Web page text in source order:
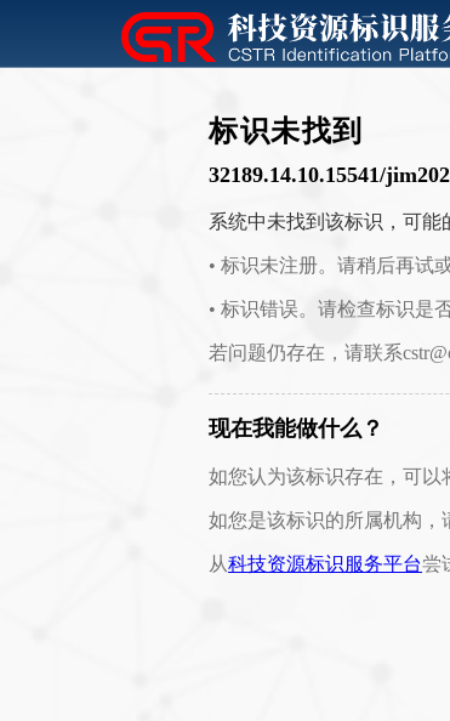
标识未找到
32189.14.10.15541/
系统中未找到该标识，可能
• 标识未注册。请稍后再试
• 标识错误。请检查标识是
若问题仍存在，请联系
现在我能做什么？
如您认为该标识存在，可以
如您是该标识的所属机构，
从科技资源标识服务平台尝